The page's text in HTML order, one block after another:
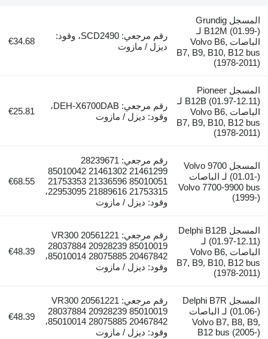
المسجل Grundig
B12M (01.99-) لـ
الباصات Volvo B6,
B7, B9, B10, B12 bus
(1978-2011)
رقم مرجعي: SCD2490، وقود:
ديزل / مازوت
€34.68
المسجل Pioneer
B12B (01.97-12.11) لـ
الباصات Volvo B6,
B7, B9, B10, B12 bus
(1978-2011)
رقم مرجعي: DEH-X6700DAB،
وقود: ديزل / مازوت
€25.81
المسجل Volvo 9700
(01.01-) لـ الباصات
Volvo 7700-9900 bus
(1999-)
رقم مرجعي: 28239671
21461299 21461302 85010042
85010051 21336596 21753353
21753315 21889616 22953095،
وقود: ديزل / مازوت
€68.55
المسجل Delphi B12B
(01.97-12.11) لـ
الباصات Volvo B6,
B7, B9, B10, B12 bus
(1978-2011)
رقم مرجعي: VR300 20561221
28037884 20928239 85010019
85010014 28075885 20467842،
وقود: ديزل / مازوت
€48.39
المسجل Delphi B7R
(01.06-) لـ الباصات
Volvo B7, B8, B9,
B12 bus (2005-)
رقم مرجعي: VR300 20561221
28037884 20928239 85010019
85010014 28075885 20467842،
وقود: ديزل / مازوت
€48.39